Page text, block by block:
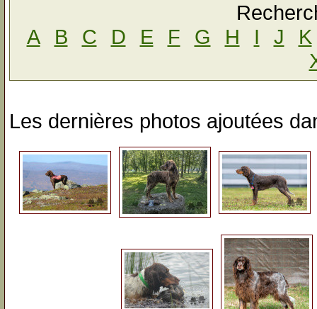
A
B C D E F G H I J
K
Les dernières photos ajoutées